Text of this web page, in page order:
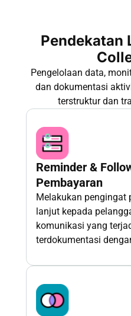
Pendekatan
Pengelolaan data,
dan dokumentasi
terstruktur dan
Reminder &
Pembayaran
Melakukan pengingat
lanjut kepada
komunikasi yang
terdokumentasi